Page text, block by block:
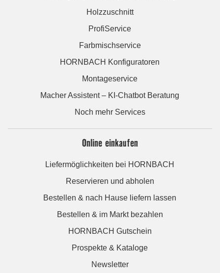
Holzzuschnitt
ProfiService
Farbmischservice
HORNBACH Konfiguratoren
Montageservice
Macher Assistent – KI-Chatbot Beratung
Noch mehr Services
Online einkaufen
Liefermöglichkeiten bei HORNBACH
Reservieren und abholen
Bestellen & nach Hause liefern lassen
Bestellen & im Markt bezahlen
HORNBACH Gutschein
Prospekte & Kataloge
Newsletter